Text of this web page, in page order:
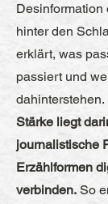
Desinformation
hinter den
erklärt, was
passiert und
dahinterstehen.
Stärke liegt
journalistische
Erzählformen
verbinden. So